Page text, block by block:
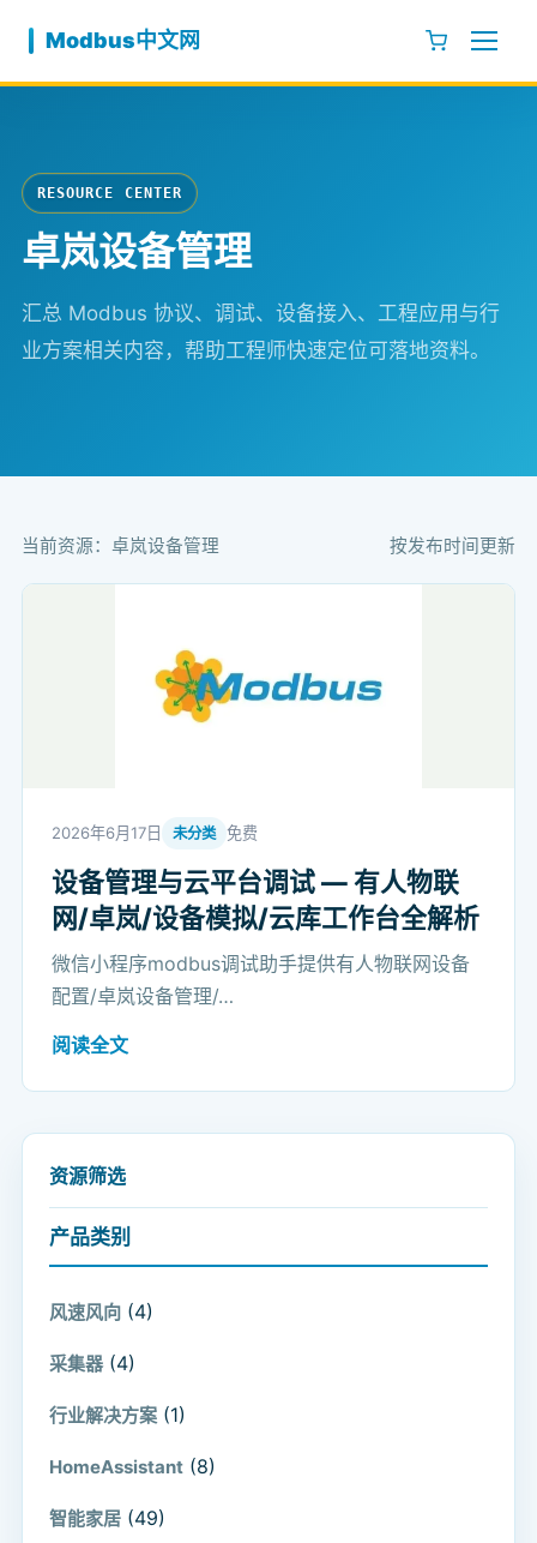
Modbus中文网
RESOURCE CENTER
卓岚设备管理
汇总 Modbus 协议、调试、设备接入、工程应用与行
业方案相关内容，帮助工程师快速定位可落地资料。
当前资源：卓岚设备管理 按发布时间更新
2026年6月17日 未分类 免费
设备管理与云平台调试 — 有人物联
网/卓岚/设备模拟/云库工作台全解析
微信小程序modbus调试助手提供有人物联网设备
配置/卓岚设备管理/…
阅读全文
资源筛选
产品类别
风速风向 (4)
采集器 (4)
行业解决方案 (1)
HomeAssistant (8)
智能家居 (49)